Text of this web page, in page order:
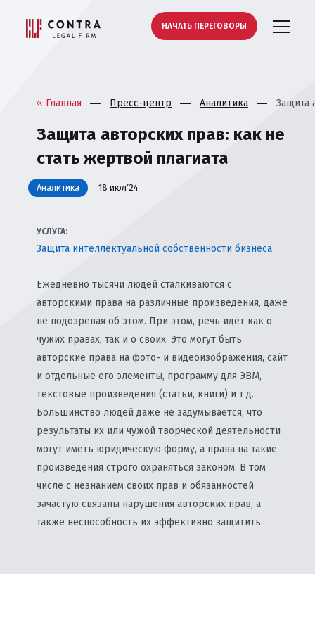
НАЧАТЬ ПЕРЕГОВОРЫ
Главная Пресс-центр Аналитика Защита
Защита авторских прав: как не
стать жертвой плагиата
Аналитика 18 июл’24
УСЛУГА:
Защита интеллектуальной собственности бизнеса
Ежедневно тысячи людей сталкиваются с
авторскими права на различные произведения, даже
не подозревая об этом. При этом, речь идет как о
чужих правах, так и о своих. Это могут быть
авторские права на фото- и видеоизображения, сайт
и отдельные его элементы, программу для ЭВМ,
текстовые произведения (статьи, книги) и т.д.
Большинство людей даже не задумывается, что
результаты их или чужой творческой деятельности
могут иметь юридическую форму, а права на такие
произведения строго охраняться законом. В том
числе с незнанием своих прав и обязанностей
зачастую связаны нарушения авторских прав, а
также неспособность их эффективно защитить.